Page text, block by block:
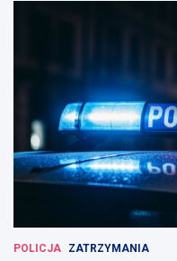
POLICJA ZATRZYMANIA